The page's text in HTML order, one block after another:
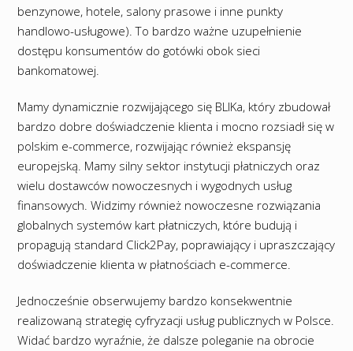
benzynowe, hotele, salony prasowe i inne punkty
handlowo-usługowe). To bardzo ważne uzupełnienie
dostępu konsumentów do gotówki obok sieci
bankomatowej.
Mamy dynamicznie rozwijającego się BLIKa, który zbudował
bardzo dobre doświadczenie klienta i mocno rozsiadł się w
polskim e-commerce, rozwijając również ekspansję
europejską. Mamy silny sektor instytucji płatniczych oraz
wielu dostawców nowoczesnych i wygodnych usług
finansowych. Widzimy również nowoczesne rozwiązania
globalnych systemów kart płatniczych, które budują i
propagują standard Click2Pay, poprawiający i upraszczający
doświadczenie klienta w płatnościach e-commerce.
Jednocześnie obserwujemy bardzo konsekwentnie
realizowaną strategię cyfryzacji usług publicznych w Polsce.
Widać bardzo wyraźnie, że dalsze poleganie na obrocie